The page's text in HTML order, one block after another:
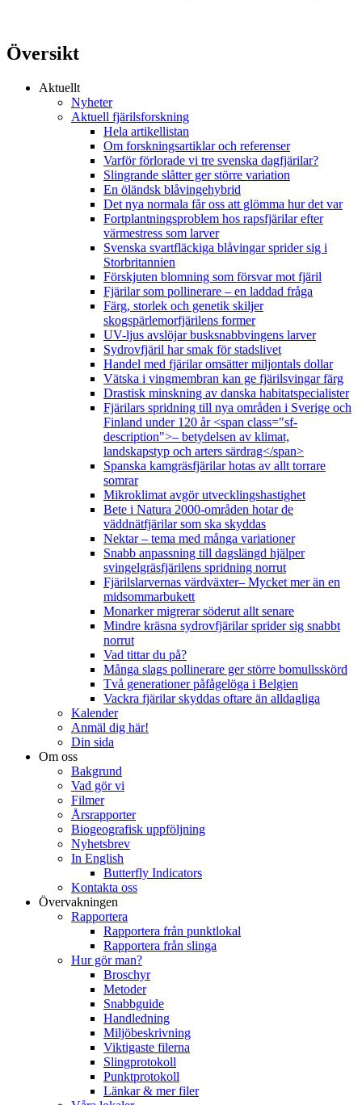
Översikt
Aktuellt
Nyheter
Aktuell fjärilsforskning
Hela artikellistan
Om forskningsartiklar och referenser
Varför förlorade vi tre svenska dagfjärilar?
Slingrande slåtter ger större variation
En öländsk blåvingehybrid
Det nya normala får oss att glömma hur det var
Fortplantningsproblem hos rapsfjärilar efter
värmestress som larver
Svenska svartfläckiga blåvingar sprider sig i
Storbritannien
Förskjuten blomning som försvar mot fjäril
Fjärilar som pollinerare – en laddad fråga
Färg, storlek och genetik skiljer
skogspärlemorfjärilens former
UV-ljus avslöjar busksnabbvingens larver
Sydrovfjäril har smak för stadslivet
Handel med fjärilar omsätter miljontals dollar
Vätska i vingmembran kan ge fjärilsvingar färg
Drastisk minskning av danska habitatspecialister
Fjärilars spridning till nya områden i Sverige och
Finland under 120 år <span class="sf-
description">– betydelsen av klimat,
landskapstyp och arters särdrag</span>
Spanska kamgräsfjärilar hotas av allt torrare
somrar
Mikroklimat avgör utvecklingshastighet
Bete i Natura 2000-områden hotar de
väddnätfjärilar som ska skyddas
Nektar – tema med många variationer
Snabb anpassning till dagslängd hjälper
svingelgräsfjärilens spridning norrut
Fjärilslarvernas värdväxter– Mycket mer än en
midsommarbukett
Monarker migrerar söderut allt senare
Mindre kräsna sydrovfjärilar sprider sig snabbt
norrut
Vad tittar du på?
Många slags pollinerare ger större bomullsskörd
Två generationer påfågelöga i Belgien
Vackra fjärilar skyddas oftare än alldagliga
Kalender
Anmäl dig här!
Din sida
Om oss
Bakgrund
Vad gör vi
Filmer
Årsrapporter
Biogeografisk uppföljning
Nyhetsbrev
In English
Butterfly Indicators
Kontakta oss
Övervakningen
Rapportera
Rapportera från punktlokal
Rapportera från slinga
Hur gör man?
Broschyr
Metoder
Snabbguide
Handledning
Miljöbeskrivning
Viktigaste filerna
Slingprotokoll
Punktprotokoll
Länkar & mer filer